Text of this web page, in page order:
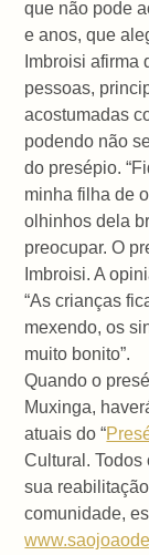
que não pode
e anos, que
Imbroisi afirma
pessoas,
acostumadas
podendo não
do presépio.
minha filha de
olhinhos dela
preocupar. O
Imbroisi. A
“As crianças
mexendo, os
muito bonito”.
Quando o
Muxinga,
atuais do “
Cultural. Todos
sua
comunidade,